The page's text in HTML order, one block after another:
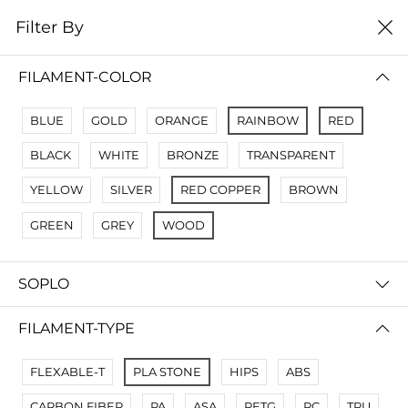
0
No Results
Not Found Filters1
Not Found Filters2
Filter By
FILAMENT-COLOR
BLUE GOLD ORANGE RAINBOW RED
BLACK WHITE BRONZE TRANSPARENT
YELLOW SILVER RED COPPER BROWN
GREEN GREY WOOD
SOPLO
FILAMENT-TYPE
FLEXABLE-T PLA STONE HIPS ABS